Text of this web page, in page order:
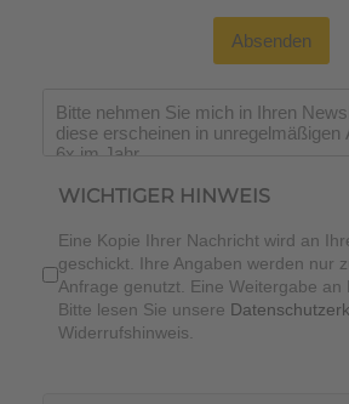
Absenden
Wichtiger Hinweis*
WICHTIGER HINWEIS
Eine Kopie Ihrer Nachricht wird an
geschickt. Ihre Angaben werden nur
Anfrage genutzt. Eine Weitergabe an
Bitte lesen Sie unsere
Widerrufshinweis.